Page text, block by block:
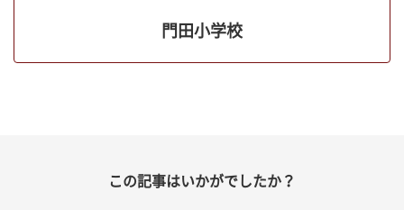
門田小学校
この記事はいかがでしたか？